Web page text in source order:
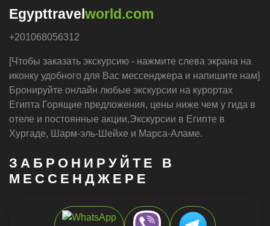
Оплата картой рублями или в евро, — только онлайн
заранее до поездки.Для индивидуальных экскурсии
требуется предоплата. Египет тревел 24/7 Лучшие
Экскурсии закажите онлайн без предоплаты
Трансфер из отеля
Встреча в аэропорту️